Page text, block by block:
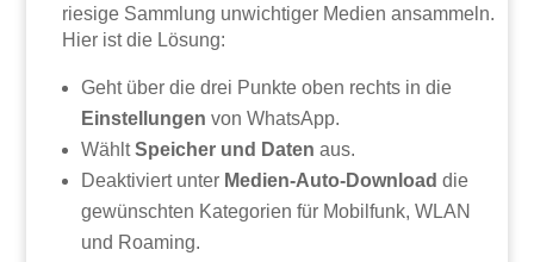
riesige Sammlung unwichtiger Medien ansammeln.
Hier ist die Lösung:
Geht über die drei Punkte oben rechts in die
Einstellungen von WhatsApp.
WähltSpeicher und Daten aus.
Deaktiviert unter Medien-Auto-Download die
gewünschten Kategorien für Mobilfunk, WLAN
und Roaming.